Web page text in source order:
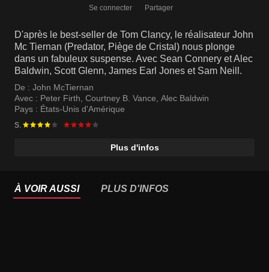
Se connecter Partager
D'après le best-seller de Tom Clancy, le réalisateur John
Mc Tiernan (Predator, Piège de Cristal) nous plonge
dans un fabuleux suspense. Avec Sean Connery et Alec
Baldwin, Scott Glenn, James Earl Jones et Sam Neill.
De : John McTiernan
Avec : Peter Firth, Courtney B. Vance, Alec Baldwin
Pays : États-Unis d'Amérique
S.
Plus d'infos
À VOIR AUSSI PLUS D'INFOS